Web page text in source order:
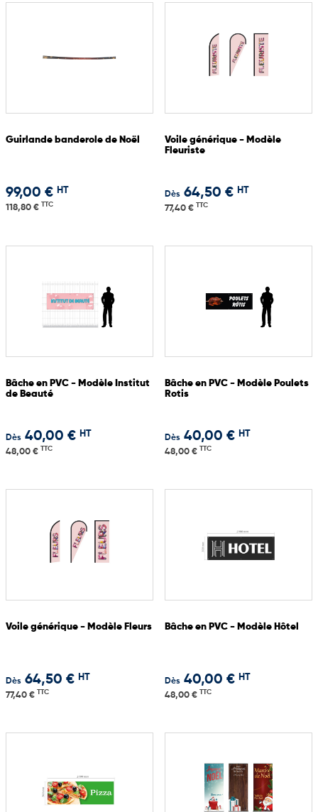
Guirlande banderole de Noël
99,00 € HT
118,80 € TTC
Voile générique - Modèle
Fleuriste
Dès 64,50 € HT
77,40 € TTC
Bâche en PVC - Modèle Institut
de Beauté
Dès 40,00 € HT
48,00 € TTC
Bâche en PVC - Modèle Poulets
Rotis
Dès 40,00 € HT
48,00 € TTC
Voile générique - Modèle Fleurs
Dès 64,50 € HT
77,40 € TTC
Bâche en PVC - Modèle Hôtel
Dès 40,00 € HT
48,00 € TTC